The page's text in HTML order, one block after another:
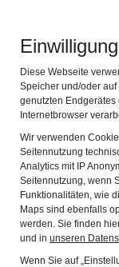
Diese Webseite
Speicher und/oder
genutzten
Internetbrowser
Wir verwenden
Seitennutzung
Analytics mit IP
Seitennutzung, wenn
Funktionalitäten, wie
Maps sind ebenfalls
werden. Sie finden
und in unseren
Wenn Sie auf